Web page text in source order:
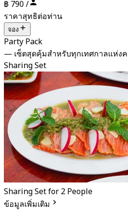
฿ 790 /
ราคาสุทธิต่อท่าน
จอง
Party Pack
— เซ็ตสุดคุ้มสำหรับทุกเทศกาลแห่ง
Sharing Set
Sharing Set for 2 People
ข้อมูลเพิ่มเติม